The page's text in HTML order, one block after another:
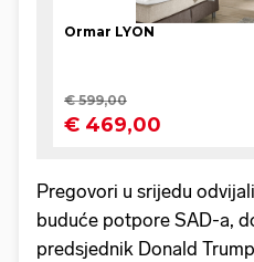
Pregovori u srijedu
buduće potpore SAD-a,
predsjednik Donald